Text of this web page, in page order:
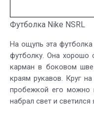
Футболка Nike NSRL
На ощупь эта
футболку. Она хорошо
карман в боковом
краям рукавов. Круг
пробежкой его можно
набрал свет и светился